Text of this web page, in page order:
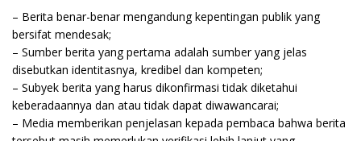
– Berita benar-benar mengandung kepentingan publik yang
bersifat mendesak;
– Sumber berita yang pertama adalah sumber yang jelas
disebutkan identitasnya, kredibel dan kompeten;
– Subyek berita yang harus dikonfirmasi tidak diketahui
keberadaannya dan atau tidak dapat diwawancarai;
– Media memberikan penjelasan kepada pembaca bahwa berita